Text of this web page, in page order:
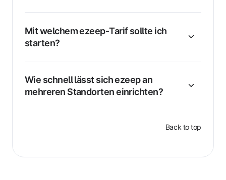
Mit welchem ezeep‑Tarif sollte ich
starten?
Wie schnell lässt sich ezeep an
mehreren Standorten einrichten?
Back to top